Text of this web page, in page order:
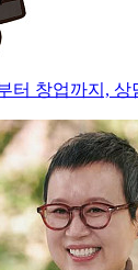
터 창업까지, 상